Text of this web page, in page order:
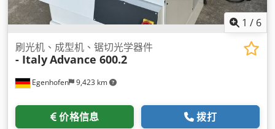
1 / 6
Egenhofen 9,423 km
刷光机、成型机、锯切光学器件
- ItalyAdvance 600.2
价格信息 拨打